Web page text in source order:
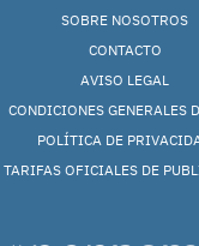
SOBRE NOSOTROS
CONTACTO
AVISO LEGAL
CONDICIONES GENERALES
POLÍTICA DE
TARIFAS OFICIALES DE